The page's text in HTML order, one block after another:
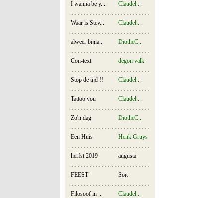
I wanna be y... Claudel...
Waar is Stev... Claudel...
alweer bijna... DiotheC...
Con-text degon valk
Stop de tijd !! Claudel...
Tattoo you Claudel...
Zo'n dag DiotheC...
Een Huis Henk Gruys
herfst 2019 augusta
FEEST Soit
Filosoof in ... Claudel...